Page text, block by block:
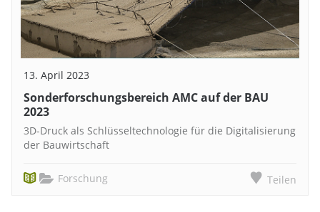
13. April 2023
Sonderforschungsbereich AMC auf der BAU
2023
3D-Druck als Schlüsseltechnologie für die Digitalisierung
der Bauwirtschaft
Forschung Teilen